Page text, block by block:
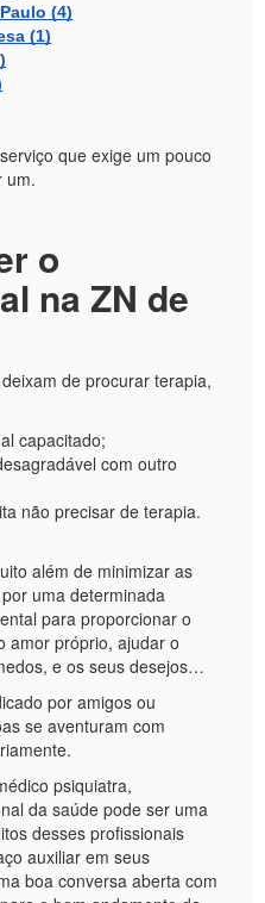
(4)
(1)
que exige um pouco
um.
o
na ZN de
de procurar terapia,
capacitado;
com outro
não precisar de terapia.
além de minimizar as
uma determinada
para proporcionar o
amor próprio, ajudar o
e os seus desejos…
por amigos ou
se aventuram com
psiquiatra,
da saúde pode ser uma
desses profissionais
auxiliar em seus
boa conversa aberta com